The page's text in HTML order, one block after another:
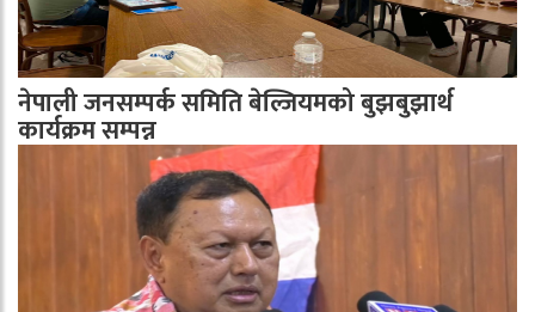
नेपाली जनसम्पर्क समिति बेल्जियमको बुझबुझार्थ
कार्यक्रम सम्पन्न